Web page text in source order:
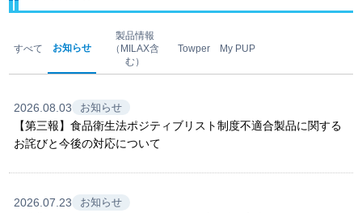
すべて お知らせ
製品情報
（MILAX含
む）
Towper My PUP
2026.08.03 お知らせ
【第三報】食品衛生法ポジティブリスト制度不適合製品に関する
お詫びと今後の対応について
2026.07.23 お知らせ